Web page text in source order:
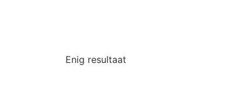
Enig resultaat